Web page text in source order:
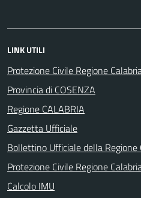
LINK UTILI
Protezione Civile Regione
Provincia di COSENZA
Regione CALABRIA
Gazzetta Ufficiale
Bollettino Ufficiale della Regione
Protezione Civile Regione
Calcolo IMU